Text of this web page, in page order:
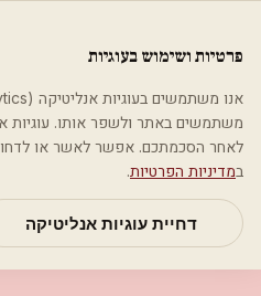
מאמריםקטגוריותחיפושאודות
בית קטגוריות אסתטיקה רפואית
אסתטיקה רפואית
ד"ר אירנה קרופניק
פרטיות ושימוש בעוגיות
משתמשים באתר ולשפר אותו. עוגיות
לאחר הסכמתכם. אפשר לאשר או
במדיניות הפרטיות.
דחיית עוגיות אנליטיקה